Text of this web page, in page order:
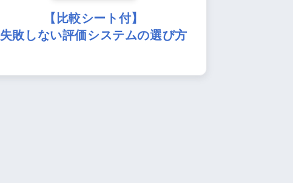
【比較シート付】
失敗しない評価システムの選び方